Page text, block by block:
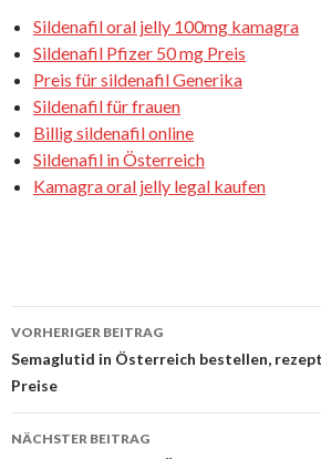
Sildenafil oral jelly 100mg kamagra
Sildenafil Pfizer 50 mg Preis
Preis für sildenafil Generika
Sildenafil für frauen
Billig sildenafil online
Sildenafil in Österreich
Kamagra oral jelly legal kaufen
Beitrags-
Navigation
VORHERIGER BEITRAG
Semaglutid in Österreich bestellen,
Preise
NÄCHSTER BEITRAG